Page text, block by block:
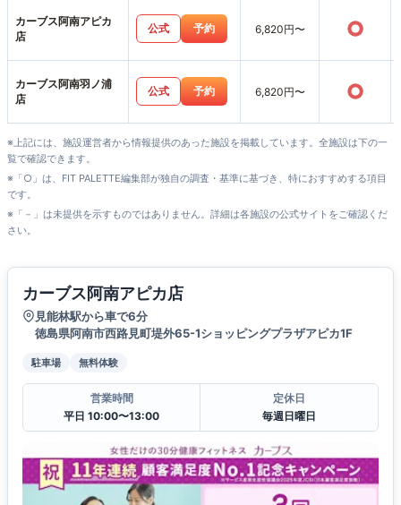
カーブス阿南アピカ
店
公式 予約 6,820円〜 ○
カーブス阿南羽ノ浦
店
公式 予約 6,820円〜 ○
※上記には、施設運営者から情報提供のあった施設を掲載しています。全施設は下の一
覧で確認できます。
※「○」は、FIT PALETTE編集部が独自の調査・基準に基づき、特におすすめする項目
です。
※「－」は未提供を示すものではありません。詳細は各施設の公式サイトをご確認くだ
さい。
カーブス阿南アピカ店
見能林駅から車で6分
徳島県阿南市西路見町堤外65-1ショッピングプラザアピカ1F
駐車場 無料体験
営業時間
平日 10:00〜13:00
定休日
毎週日曜日